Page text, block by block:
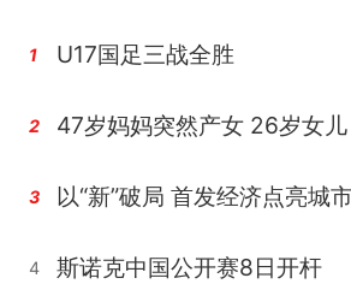
1 U17国足三战全胜
2
3
4 斯诺克中国公开赛8日开杆